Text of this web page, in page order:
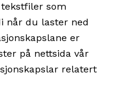
som
når du laster ned
er
på nettsida vår
relatert